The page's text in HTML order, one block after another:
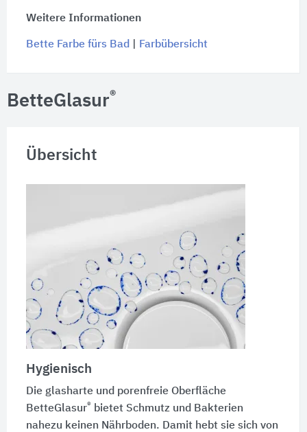
Weitere Informationen
Bette Farbe fürs Bad Farbübersicht
BetteGlasur®
Übersicht
Hygienisch
Die glasharte und porenfreie Oberfläche
BetteGlasur® bietet Schmutz und Bakterien
nahezu keinen Nährboden. Damit hebt sie sich von